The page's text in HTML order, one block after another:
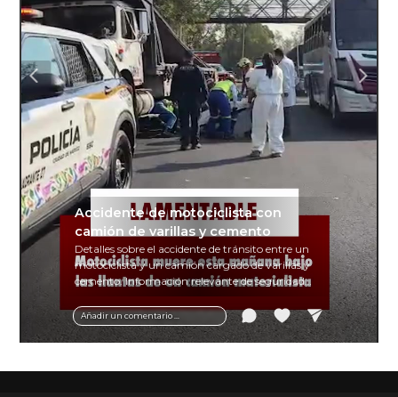
Añadir un comentario ...
Accidente de motociclista con
camión de varillas y cemento
Detalles sobre el accidente de tránsito entre un
motociclista y un camión cargado de varillas y
cemento. Información relevante de seguridad
vial y recomendaciones para motociclistas.